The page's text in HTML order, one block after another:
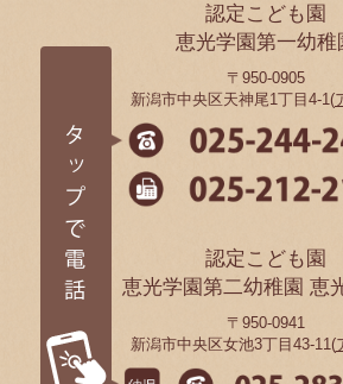
認定こども園
恵光学園第一幼稚
〒950-0905
新潟市中央区天神尾1丁目4-1(
認定こども園
恵光学園第二幼稚園 恵
〒950-0941
新潟市中央区女池3丁目43-11(